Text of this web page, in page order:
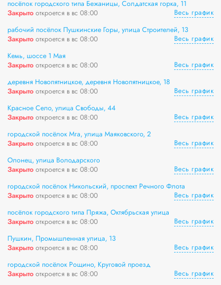
посёлок городского типа Бежаницы, Солдатская горка, 11
Закрыто откроется в вс 08:00
Весь график
рабочий посёлок Пушкинские Горы, улица Строителей, 13
Закрыто откроется в вс 08:00
Весь график
Кемь, шоссе 1 Мая
Закрыто откроется в вс 08:00
Весь график
деревня Новопятницкое, деревня Новопятницкое, 18
Закрыто откроется в вс 08:00
Весь график
Красное Село, улица Свободы, 44
Закрыто откроется в вс 08:00
Весь график
городской посёлок Мга, улица Маяковского, 2
Закрыто откроется в вс 08:00
Весь график
Олонец, улица Володарского
Закрыто откроется в вс 08:00
Весь график
городской посёлок Никольский, проспект Речного Флота
Закрыто откроется в вс 08:00
Весь график
посёлок городского типа Пряжа, Октябрьская улица
Закрыто откроется в вс 08:00
Весь график
Пушкин, Промышленная улица, 13
Закрыто откроется в вс 08:00
Весь график
городской посёлок Рощино, Круговой проезд
Закрыто откроется в вс 08:00
Весь график